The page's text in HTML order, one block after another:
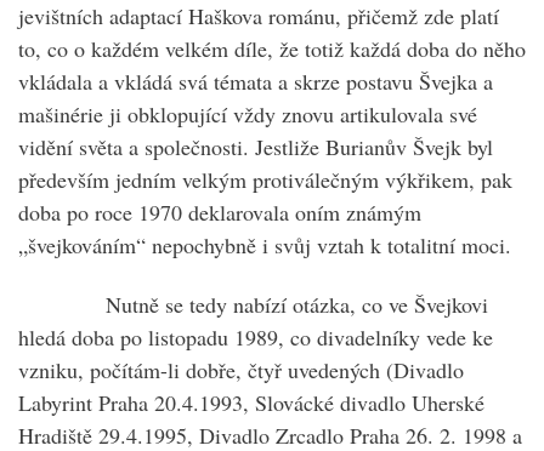
jevištních adaptací Haškova románu, přičemž zde platí
to, co o každém velkém díle, že totiž každá doba do něho
vkládala a vkládá svá témata a skrze postavu Švejka a
mašinérie ji obklopující vždy znovu artikulovala své
vidění světa a společnosti. Jestliže Burianův Švejk byl
především jedním velkým protiválečným výkřikem, pak
doba po roce 1970 deklarovala oním známým
„švejkováním“ nepochybně i svůj vztah k totalitní moci.
Nutně se tedy nabízí otázka, co ve Švejkovi
hledá doba po listopadu 1989, co divadelníky vede ke
vzniku, počítám-li dobře, čtyř uvedených (Divadlo
Labyrint Praha 20.4.1993, Slovácké divadlo Uherské
Hradiště 29.4.1995, Divadlo Zrcadlo Praha 26. 2. 1998 a